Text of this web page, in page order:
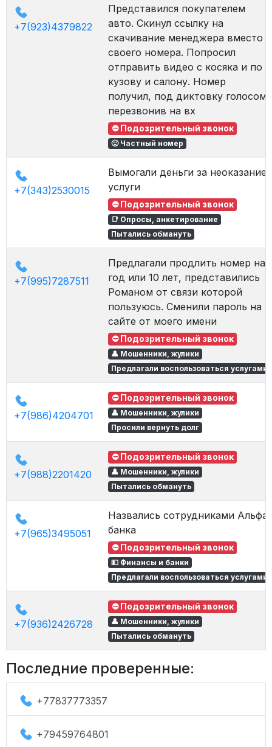
+7(923)4379822
Представился покупателем
авто. Скинул ссылку на
скачивание менеджера вместо
своего номера. Попросил
отправить видео с косяка и по
кузову и салону. Номер
получил, под диктовку голосом,
перезвонив на вх
⛔ Подозрительный звонок
🙂 Частный номер
+7(343)2530015
Вымогали деньги за неоказание
услуги
⛔ Подозрительный звонок
📑 Опросы, анкетирование
Пытались обмануть
+7(995)7287511
Предлагали продлить номер на
год или 10 лет, представились
Романом от связи которой
пользуюсь. Сменили пароль на
сайте от моего имени
⛔ Подозрительный звонок
👤 Мошенники, жулики
Предлагали воспользоваться услугами
+7(986)4204701
⛔ Подозрительный звонок
👤 Мошенники, жулики
Просили вернуть долг
+7(988)2201420
⛔ Подозрительный звонок
👤 Мошенники, жулики
Пытались обмануть
+7(965)3495051
Назвались сотрудниками Альфа
банка
⛔ Подозрительный звонок
💵 Финансы и банки
Предлагали воспользоваться услугами
+7(936)2426728
⛔ Подозрительный звонок
👤 Мошенники, жулики
Пытались обмануть
Последние проверенные:
+77837773357
+79459764801